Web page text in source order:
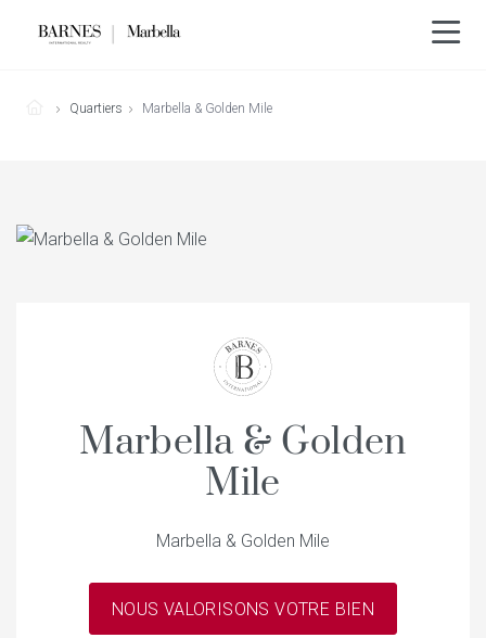
Quartiers Marbella & Golden Mile
Marbella & Golden
Mile
Marbella & Golden Mile
NOUS VALORISONS VOTRE BIEN